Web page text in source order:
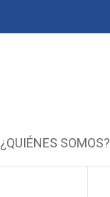
¿QUIÉNES SOMOS?